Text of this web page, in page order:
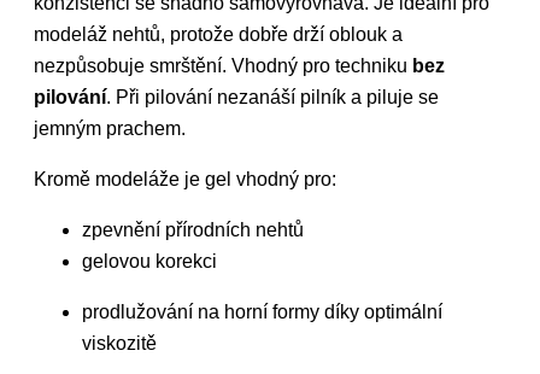
modeláž nehtů, protože dobře drží oblouk a
nezpůsobuje smrštění. Vhodný pro techniku bez
pilování. Při pilování nezanáší pilník a piluje se
jemným prachem.
Kromě modeláže je gel vhodný pro:
zpevnění přírodních nehtů
gelovou korekci
prodlužování na horní formy díky optimální
viskozitě